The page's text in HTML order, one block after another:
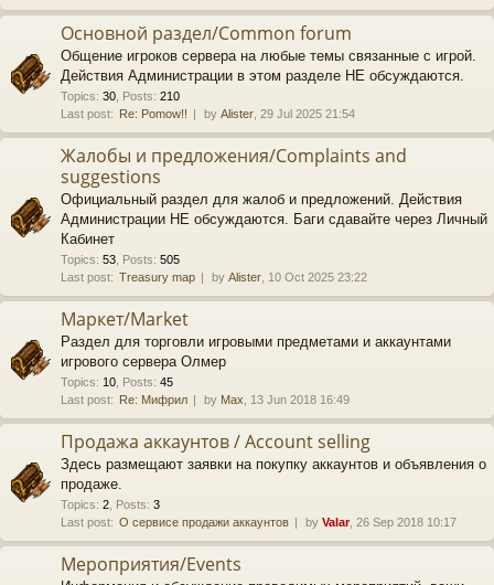
Основной раздел/Common forum
Общение игроков сервера на любые темы связанные с игрой.
Действия Администрации в этом разделе НЕ обсуждаются.
Topics: 30 Posts: 210
Last post: Re: Pomow!! by Alister , 29 Jul 2025 21:54
Жалобы и предложения/Complaints and
suggestions
Официальный раздел для жалоб и предложений. Действия
Администрации НЕ обсуждаются. Баги сдавайте через Личный
Кабинет
Topics: 53 Posts: 505
Last post: Treasury map by Alister , 10 Oct 2025 23:22
Маркет/Market
Раздел для торговли игровыми предметами и аккаунтами
игрового сервера Олмер
Topics: 10 Posts: 45
Last post: Re: Мифрил by Max , 13 Jun 2018 16:49
Продажа аккаунтов / Account selling
Здесь размещают заявки на покупку аккаунтов и объявления о
продаже.
Topics: 2 Posts: 3
Last post: О сервисе продажи аккаунтов by Valar, 26 Sep 2018 10:17
Мероприятия/Events